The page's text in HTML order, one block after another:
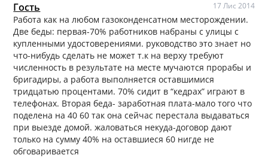
Гость 17 Лис 2014
Работа как на любом газоконденсатном месторождении.
Две беды: первая-70% работников набраны с улицы с
купленными удостоверениями. руководство это знает но
что-нибудь сделать не может т.к на верху требуют
численность в результате на месте мучаются прорабы и
бригадиры, а работа выполняется оставшимися
тридцатью процентами. 70% сидит в “кедрах” играют в
телефонах. Вторая беда- заработная плата-мало того что
поделена на 40 60 так она сейчас перестала выдаваться
при выезде домой. жаловаться некуда-договор дают
только на сумму 40% на оставшиеся 60 нигде не
обговаривается